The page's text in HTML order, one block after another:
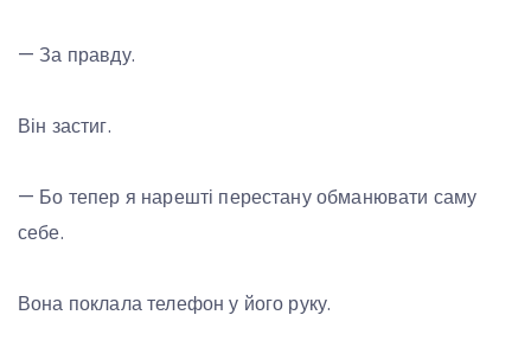
— За правду.
Він застиг.
— Бо тепер я нарешті перестану обманювати саму
себе.
Вона поклала телефон у його руку.